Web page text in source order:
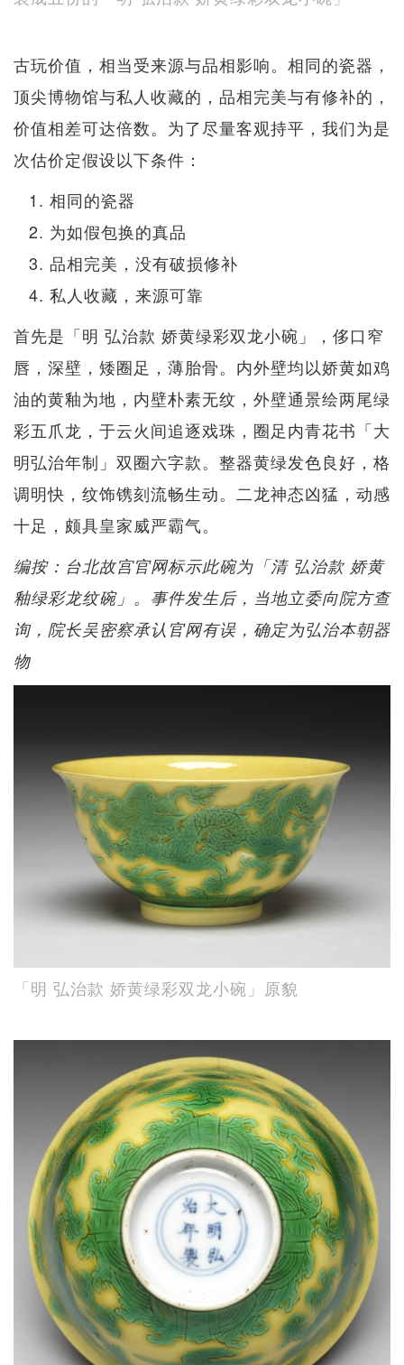
古玩价值，相当受来源与品相影响。相同的瓷器，
顶尖博物馆与私人收藏的，品相完美与有修补的，
价值相差可达倍数。为了尽量客观持平，我们为是
次估价定假设以下条件：
相同的瓷器
为如假包换的真品
品相完美，没有破损修补
私人收藏，来源可靠
首先是「明 弘治款 娇黄绿彩双龙小碗」，侈口窄
唇，深壁，矮圈足，薄胎骨。内外壁均以娇黄如鸡
油的黄釉为地，内壁朴素无纹，外壁通景绘两尾绿
彩五爪龙，于云火间追逐戏珠，圈足内青花书「大
明弘治年制」双圈六字款。整器黄绿发色良好，格
调明快，纹饰镌刻流畅生动。二龙神态凶猛，动感
十足，颇具皇家威严霸气。
编按：台北故宫官网标示此碗为「清 弘治款 娇黄
釉绿彩龙纹碗」。事件发生后，当地立委向院方查
询，院长吴密察承认官网有误，确定为弘治本朝器
物
「明 弘治款 娇黄绿彩双龙小碗」原貌